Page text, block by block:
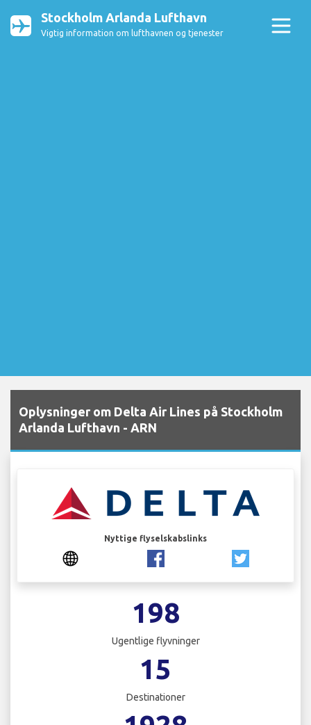
Stockholm Arlanda Lufthavn
Vigtig information om lufthavnen og tjenester
Oplysninger om Delta Air Lines på Stockholm
Arlanda Lufthavn - ARN
Nyttige flyselskabslinks
198
Ugentlige flyvninger
15
Destinationer